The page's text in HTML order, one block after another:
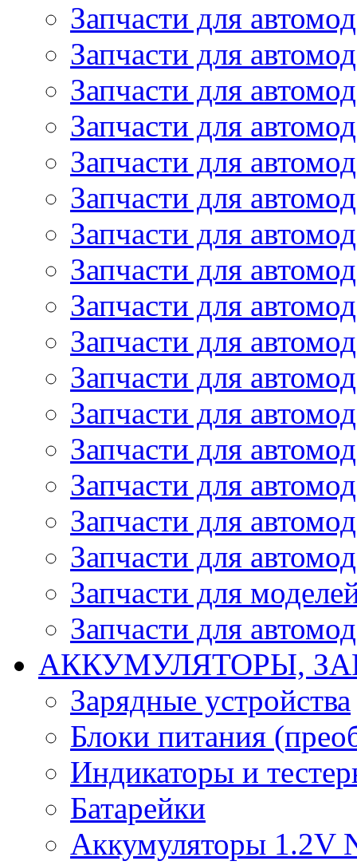
Запчасти для
Запчасти для
Запчасти для
Запчасти для
Запчасти для
Запчасти для
Запчасти для
Запчасти для
Запчасти для
Запчасти для
Запчасти для
Запчасти для
Запчасти для
Запчасти для
Запчасти для
Запчасти для
Запчасти для
Запчасти для
АККУМУЛЯТОРЫ,
Зарядные устройства
Блоки питания
Индикаторы и
Батарейки
Аккумуляторы 1.2V